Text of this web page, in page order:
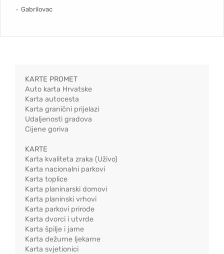
Gabrilovac
KARTE PROMET
Auto karta Hrvatske
Karta autocesta
Karta granični prijelazi
Udaljenosti gradova
Cijene goriva
KARTE
Karta kvaliteta zraka (Uživo)
Karta nacionalni parkovi
Karta toplice
Karta planinarski domovi
Karta planinski vrhovi
Karta parkovi prirode
Karta dvorci i utvrde
Karta špilje i jame
Karta dežurne ljekarne
Karta svjetionici